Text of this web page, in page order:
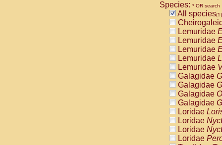
Cebidae
Cebidae
Cebidae
Cebidae
Cebidae
Atelidae
Atelidae
Atelidae
Atelidae
Atelidae
Atelidae
Atelidae
Atelidae
Atelidae
Atelidae
Pitheciidae
Species: * OR search
All species(1)
Lemuridae
Lemuridae
Lemuridae
Lemuridae
Lemuridae
Galagidae
Galagidae
Galagidae
Galagidae
Loridae
Loridae
Loridae
Loridae